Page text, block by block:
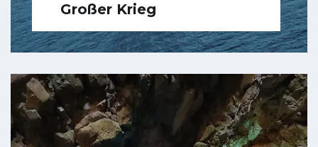
Großer Krieg
Untersuchen